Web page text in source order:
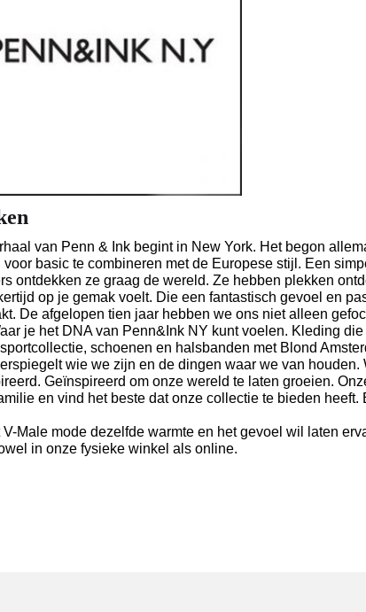
van Penn & Ink begint in New York. Het begon
voor basic te combineren met de Europese stijl. Een
ontdekken ze graag de wereld. Ze hebben plekken
op je gemak voelt. Die een fantastisch gevoel en
De afgelopen tien jaar hebben we ons niet alleen
je het DNA van Penn&Ink NY kunt voelen. Kleding
schoenen en halsbanden met Blond
wie we zijn en de dingen waar we van houden.
Geïnspireerd om onze wereld te laten groeien.
en vind het beste dat onze collectie te bieden heeft.
V-Male mode dezelfde warmte en het gevoel wil laten
in onze fysieke winkel als online.